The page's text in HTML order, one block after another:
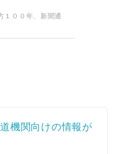
１００年、新聞通
機関向けの情報が